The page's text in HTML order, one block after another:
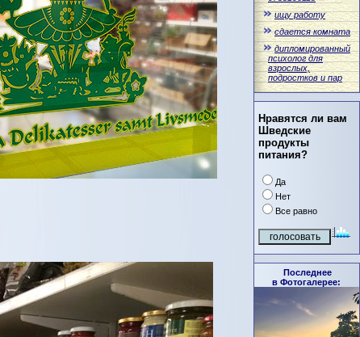
ищу работу
сдается комната
дипломированный
психолог для
взрослых,
подростков и пар
Нравятся ли вам
Шведские
продукты
питания?
Да
Нет
Все равно
Последнее
в Фотогалерее: